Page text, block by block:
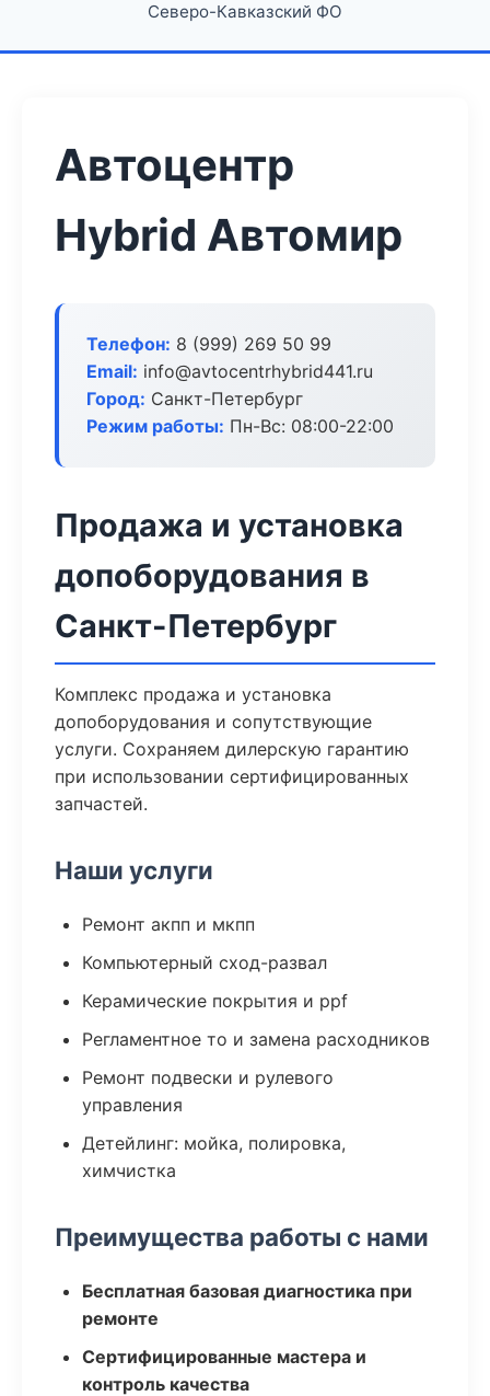
Северо-Кавказский ФО
Автоцентр
Hybrid Автомир
Телефон: 8 (999) 269 50 99
Email: info@avtocentrhybrid441.ru
Город: Санкт-Петербург
Режим работы: Пн-Вс: 08:00-22:00
Продажа и установка
допоборудования в
Санкт-Петербург
Комплекс продажа и установка
допоборудования и сопутствующие
услуги. Сохраняем дилерскую гарантию
при использовании сертифицированных
запчастей.
Наши услуги
Ремонт акпп и мкпп
Компьютерный сход-развал
Керамические покрытия и ppf
Регламентное то и замена расходников
Ремонт подвески и рулевого
управления
Детейлинг: мойка, полировка,
химчистка
Преимущества работы с нами
Бесплатная базовая диагностика при
ремонте
Сертифицированные мастера и
контроль качества